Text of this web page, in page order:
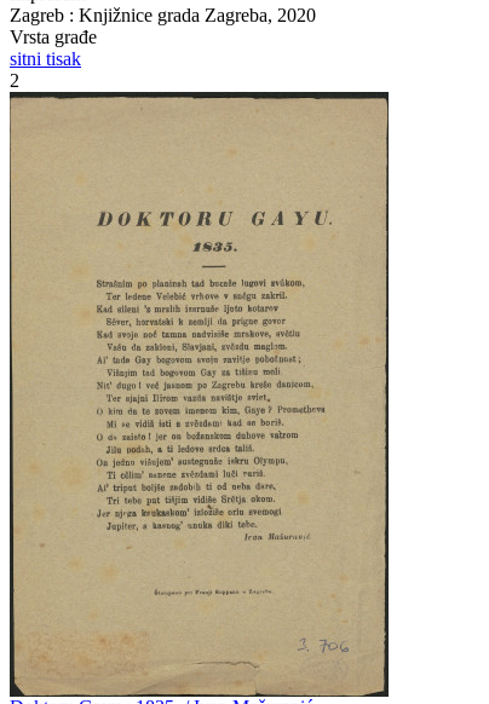
Zagreb : Knjižnice grada Zagreba, 2020
Vrsta građe
sitni tisak
2